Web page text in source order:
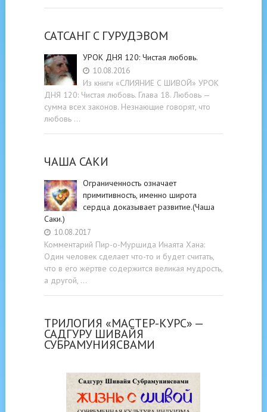
САТСАНГ C ГУРУДЭВОМ
УРОК ДНЯ 120: Чистая любовь.
10.08.2016
Из книги «СЛИЯНИЕ С ШИВОЙ» УРОК
ДНЯ 120: Чистая любовь. Глава 18. Любовь —
сумма всех законов. Незнающие говорят, что
любовь …
ЧАША САКИ
Ограниченность означает
примитивность, именно широта
сердца доказывает развитие.(Чаша
Саки.)
10.08.2017
Комментарий Пир-о-Муршида Инаята Хана:
Один человек сделает что-то и будет считать,
что в его жертве содержится великая мудрость,
а другой, …
ТРИЛОГИЯ «МАСТЕР-КУРС» —
САДГУРУ ШИВАЙЯ
СУБРАМУНИЯСВАМИ